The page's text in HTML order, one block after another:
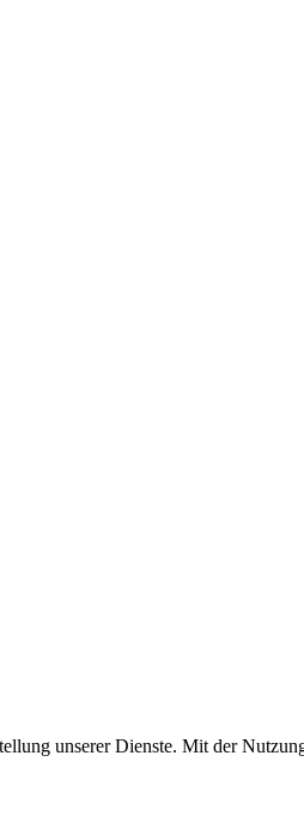
unserer Dienste. Mit der